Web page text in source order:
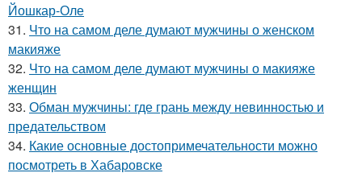
Йошкар-Оле
31. Что на самом деле думают мужчины о женском
макияже
32. Что на самом деле думают мужчины о макияже
женщин
33. Обман мужчины: где грань между невинностью и
предательством
34. Какие основные достопримечательности можно
посмотреть в Хабаровске